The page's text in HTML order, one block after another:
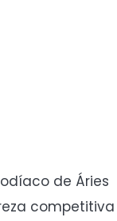
de Áries
competitiva